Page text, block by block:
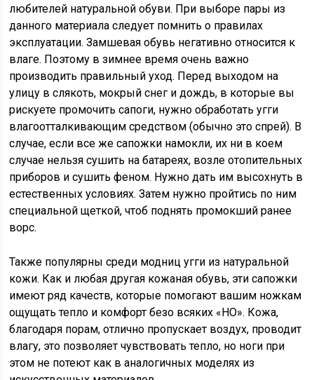
любителей натуральной обуви. При выборе пары из
данного материала следует помнить о правилах
эксплуатации. Замшевая обувь негативно относится к
влаге. Поэтому в зимнее время очень важно
производить правильный уход. Перед выходом на
улицу в слякоть, мокрый снег и дождь, в которые вы
рискуете промочить сапоги, нужно обработать угги
влагоотталкивающим средством (обычно это спрей). В
случае, если все же сапожки намокли, их ни в коем
случае нельзя сушить на батареях, возле отопительных
приборов и сушить феном. Нужно дать им высохнуть в
естественных условиях. Затем нужно пройтись по ним
специальной щеткой, чтоб поднять промокший ранее
ворс.
Также популярны среди модниц угги из натуральной
кожи. Как и любая другая кожаная обувь, эти сапожки
имеют ряд качеств, которые помогают вашим ножкам
ощущать тепло и комфорт безо всяких «НО». Кожа,
благодаря порам, отлично пропускает воздух, проводит
влагу, это позволяет чувствовать тепло, но ноги при
этом не потеют как в аналогичных моделях из